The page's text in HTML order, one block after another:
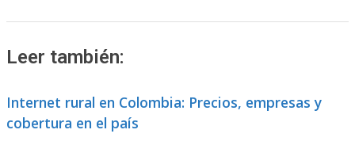
Leer también:
Internet rural en Colombia: Precios, empresas y
cobertura en el país